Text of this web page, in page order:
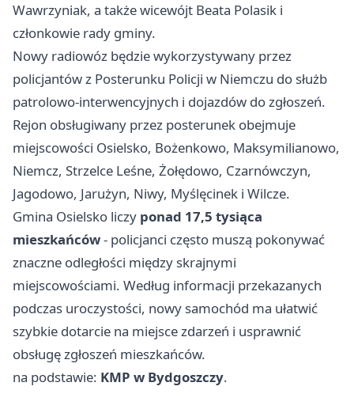
Wawrzyniak, a także wicewójt Beata Polasik i
członkowie rady gminy.
Nowy radiowóz będzie wykorzystywany przez
policjantów z Posterunku Policji w Niemczu do służb
patrolowo-interwencyjnych i dojazdów do zgłoszeń.
Rejon obsługiwany przez posterunek obejmuje
miejscowości Osielsko, Bożenkowo, Maksymilianowo,
Niemcz, Strzelce Leśne, Żołędowo, Czarnówczyn,
Jagodowo, Jarużyn, Niwy, Myślęcinek i Wilcze.
Gmina Osielsko liczy ponad 17,5 tysiąca
mieszkańców- policjanci często muszą pokonywać
znaczne odległości między skrajnymi
miejscowościami. Według informacji przekazanych
podczas uroczystości, nowy samochód ma ułatwić
szybkie dotarcie na miejsce zdarzeń i usprawnić
obsługę zgłoszeń mieszkańców.
na podstawie: KMP w Bydgoszczy.